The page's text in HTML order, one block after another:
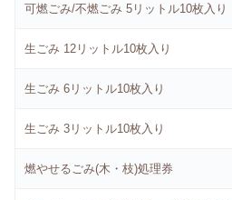
可燃ごみ/不燃ごみ 5リットル10枚入り
生ごみ 12リットル10枚入り
生ごみ 6リットル10枚入り
生ごみ 3リットル10枚入り
燃やせるごみ(木・枝)処理券